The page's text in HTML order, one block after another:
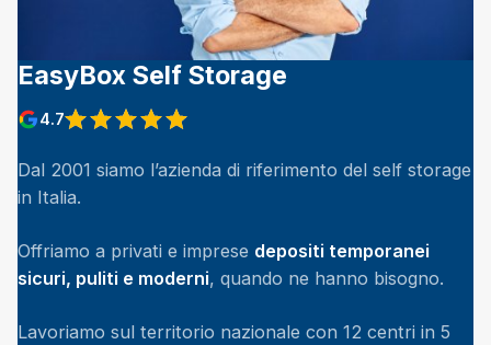
EasyBox Self Storage
4.7
View reviews on Google
Dal 2001 siamo l’azienda di riferimento del self storage
in Italia.
Offriamo a privati e imprese depositi temporanei
sicuri, puliti e moderni, quando ne hanno bisogno.
Lavoriamo sul territorio nazionale con 12 centri in 5